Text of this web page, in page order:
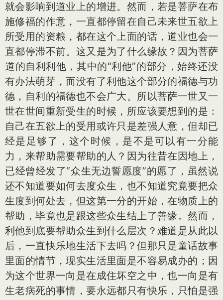
就会影响到道业上的增进。然而，若是菩萨在布
施修福的作意，一直都停留在自己未来世五欲上
所受用的资粮，都在这个上面的话，道业也会一
直都停滞不前。这又是为了什么缘故？因为菩萨
道的自利利他，其中的“利他”的部分，始终还没
有办法萌芽，而没有了利他这个部分的福德与功
德，自利的福德也不会广大。所以菩萨一世又一
世在世间重新受生的时候，所应该要想到的是：
自己在五欲上的受用或许只是差强人意，但却已
经是足够了，这个时候，是不是可以有一分能
力，来帮助需要帮助的人？因为往昔在因地上，
已经曾经发了“众生无边誓愿度”的愿了，虽然说
还不知道要如何去度众生，也不知道究竟要把众
生度到何处去，但这第一分的开始，在物质上的
帮助，毕竟也是跟这些众生结上了善缘。然而，
利他到底要帮助众生到什么层次？难道是从此以
后，一直快乐地生活下去吗？但那只是童话故事
里面的情节，现实生活里面是不容易成办的；因
为这个世界一向是在成住坏空之中，也一向是有
生老病死的事情，要永远都只有快乐，只怕是强